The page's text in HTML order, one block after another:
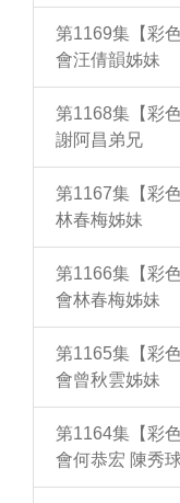
第1169集【彩
會汪倩韻姊妹
第1168集【彩
謝阿昌弟兄
第1167集【彩
林春梅姊妹
第1166集【彩
會林春梅姊妹
第1165集【彩
會曾秋雲姊妹
第1164集【彩
會何恭宏 陳秀